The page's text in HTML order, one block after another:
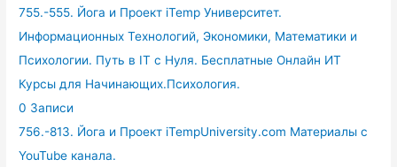
755.-555. Йога и Проект iTemp Университет.
Информационных Технологий, Экономики, Математики и
Психологии. Путь в IT с Нуля. Бесплатные Онлайн ИТ
Курсы для Начинающих.Психология.
0 Записи
756.-813. Йога и Проект iTempUniversity.com Материалы с
YouTube канала.